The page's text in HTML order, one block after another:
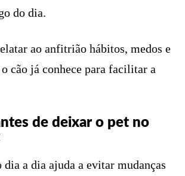
do dia.
ao anfitrião hábitos, medos e
cão já conhece para facilitar a
de deixar o pet no
dia a dia ajuda a evitar mudanças